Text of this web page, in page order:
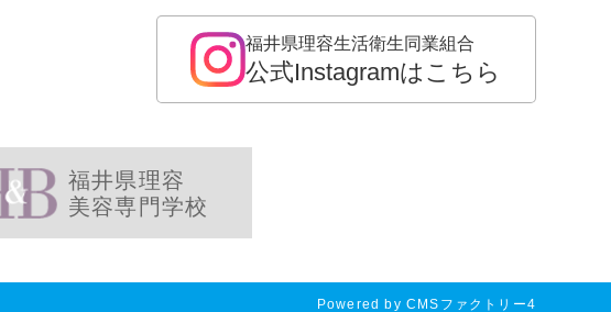
福井県理容生活衛生同業組合
公式Instagramはこちら
福井県理容
美容専門学校
Powered by CMSファクトリー4